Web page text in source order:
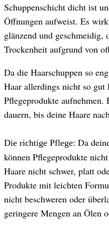
Schuppenschicht dicht ist
Öffnungen aufweist. Es
glänzend und geschmeidig,
Trockenheit aufgrund von
Da die Haarschuppen so
Haar allerdings nicht so gut
Pflegeprodukte aufnehmen.
dauern, bis deine Haare
Die richtige Pflege: Da
können Pflegeprodukte
Haare nicht schwer, platt
Produkte mit leichten
nicht beschweren oder
geringere Mengen an Ölen